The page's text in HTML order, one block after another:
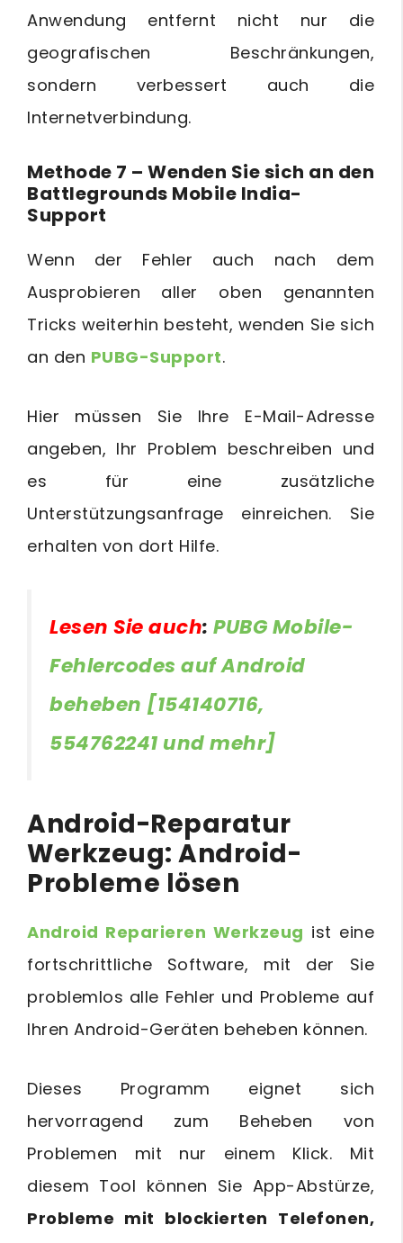
Anwendung entfernt nicht nur die
geografischen Beschränkungen,
sondern verbessert auch die
Internetverbindung.
Methode 7 – Wenden Sie sich an den
Battlegrounds Mobile India-
Support
Wenn der Fehler auch nach dem
Ausprobieren aller oben genannten
Tricks weiterhin besteht, wenden Sie sich
an den PUBG-Support.
Hier müssen Sie Ihre E-Mail-Adresse
angeben, Ihr Problem beschreiben und
es für eine zusätzliche
Unterstützungsanfrage einreichen. Sie
erhalten von dort Hilfe.
Lesen Sie auch: PUBG Mobile-
Fehlercodes auf Android
beheben [154140716,
554762241 und mehr]
Android-Reparatur
Werkzeug: Android-
Probleme lösen
Android Reparieren Werkzeug ist eine
fortschrittliche Software, mit der Sie
problemlos alle Fehler und Probleme auf
Ihren Android-Geräten beheben können.
Dieses Programm eignet sich
hervorragend zum Beheben von
Problemen mit nur einem Klick. Mit
diesem Tool können Sie App-Abstürze,
Probleme mit blockierten Telefonen,